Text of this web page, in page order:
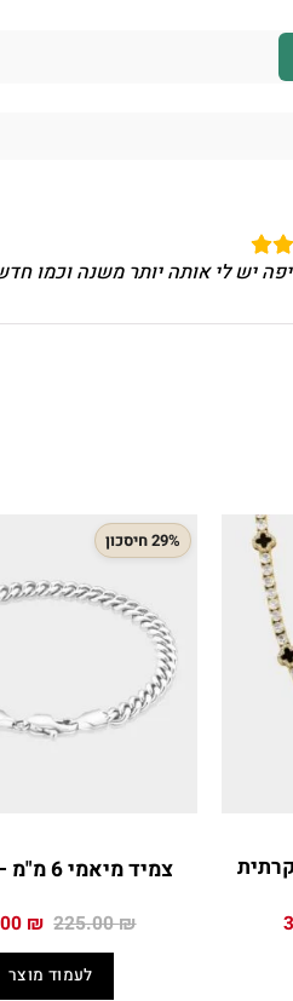
יש לי אותה יותר משנה וכמו
המחיר
29% חיסכון
צמיד מיאמי 6 מ"מ – זהב לבן
225.00₪
היה:
₪.
₪
לעמוד מוצר